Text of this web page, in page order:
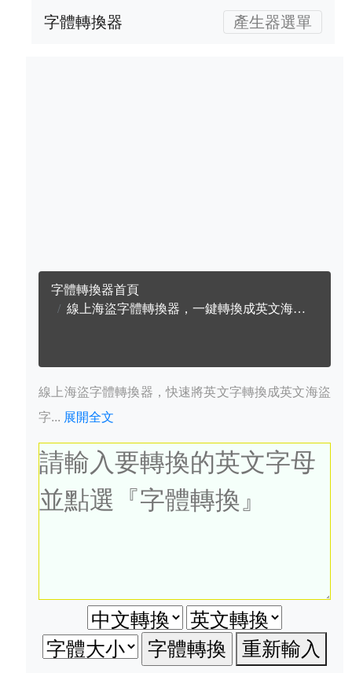
字體轉換器 產生器選單
字體轉換器首頁
線上海盜字體轉換器，一鍵轉換成英文海盜字體
線上海盜字體轉換器，快速將英文字轉換成英文海盜
字... 展開全文
重新輸入